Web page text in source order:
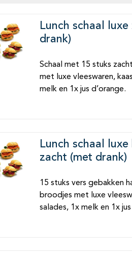
Lunch schaal
drank)
Schaal met 15 stuks
met luxe vleeswaren,
melk en 1x jus d’orange.
Lunch schaal luxe
zacht (met drank)
15 stuks vers gebakken
broodjes met luxe
salades, 1x melk en 1x